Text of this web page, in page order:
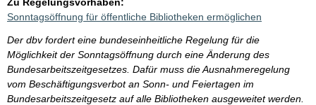
Sonntagsöffnung für öffentliche Bibliotheken ermöglichen
Der dbv fordert eine bundeseinheitliche Regelung für die
Möglichkeit der Sonntagsöffnung durch eine Änderung des
Bundesarbeitszeitgesetzes. Dafür muss die Ausnahmeregelung
vom Beschäftigungsverbot an Sonn- und Feiertagen im
Bundesarbeitszeitgesetz auf alle Bibliotheken ausgeweitet werden.